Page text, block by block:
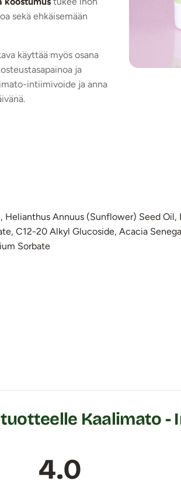
sekä ehkäisemään
käyttää myös osana
ja
intiimivoide ja anna
Annuus (Sunflower) Seed Oil,
C12-20 Alkyl Glucoside, Acacia
Sorbate
Kaalimato -
4.0